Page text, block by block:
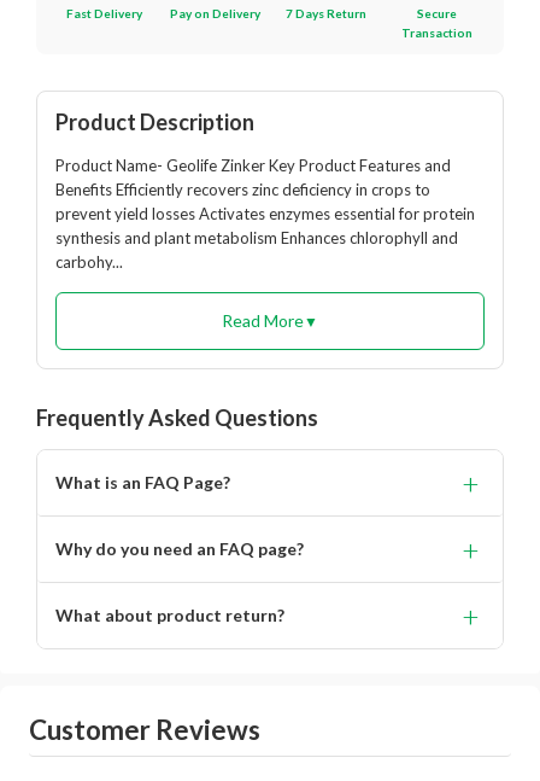
Fast Delivery Pay on Delivery 7 Days Return
Secure
Transaction
Product Description
Product Name- Geolife Zinker Key Product Features and
Benefits Efficiently recovers zinc deficiency in crops to
prevent yield losses Activates enzymes essential for protein
synthesis and plant metabolism Enhances chlorophyll and
carbohy...
Read More▼
Frequently Asked Questions
What is an FAQ Page? +
Why do you need an FAQ page? +
What about product return? +
Customer Reviews